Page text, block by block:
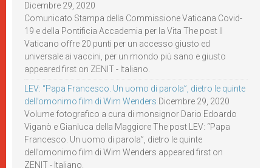
Dicembre 29, 2020
Comunicato Stampa della Commissione Vaticana Covid-
19 e della Pontificia Accademia per la Vita The post Il
Vaticano offre 20 punti per un accesso giusto ed
universale ai vaccini, per un mondo più sano e giusto
appeared first on ZENIT - Italiano.
LEV: “Papa Francesco. Un uomo di parola”, dietro le quinte
dell’omonimo film di Wim Wenders Dicembre 29, 2020
Volume fotografico a cura di monsignor Dario Edoardo
Viganò e Gianluca della Maggiore The post LEV: “Papa
Francesco. Un uomo di parola”, dietro le quinte
dell’omonimo film di Wim Wenders appeared first on
ZENIT - Italiano.